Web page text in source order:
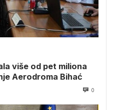
više od pet miliona
Aerodroma Bihać
0